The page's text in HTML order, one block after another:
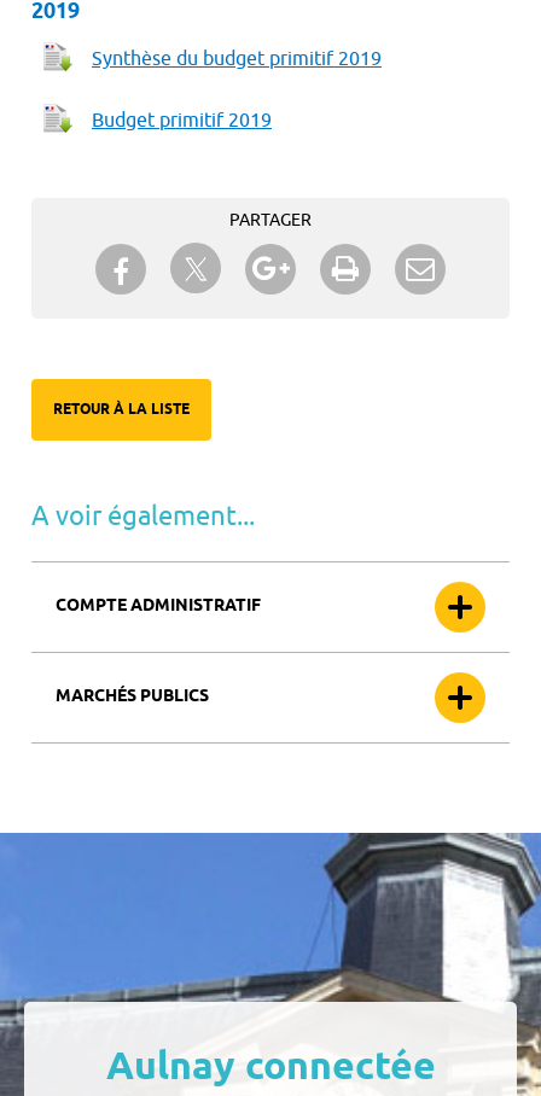
2019
Synthèse du budget primitif 2019
Budget primitif 2019
PARTAGER
Partager sur Facebook
Partager sur TwitterPartager sur Google+
Imprimer
RETOUR À LA LISTE
A voir également...
COMPTE ADMINISTRATIF
MARCHÉS PUBLICS
Aulnay connectée